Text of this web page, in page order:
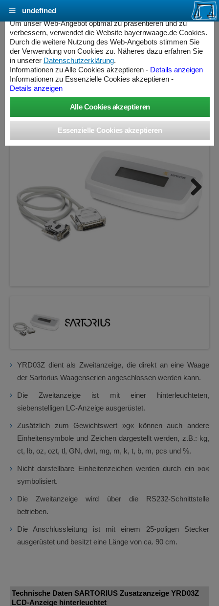
SARTORIUS Zusatzanzeige YRD03Z LCD-
Anzeige hinterleuchtet
YRD03Z dient als Zweitanzeige, die direkt an eine Waage
der Sartorius Waagenserien angeschlossen werden kann.
Die Zweitanzeige ist mit einer hinterleuchteten,
siebenstelligen LC-Anzeige ausgerüstet.
Zusätzlich zum Gewichtswert »g« können auch andere
Einheitensymbole und Zeichen dargestellt werden, z.B.: kg,
ct, lb, oz, ozt, tl, GN, dwt, mg, m, k, t, b, m, pcs und %.
Nicht darstellbare Einheitenzeichen werden durch ein »o«
symbolisiert.
Die Zweitanzeige wird über die RS232-Schnittstelle
betrieben.
Die Anschlussleitung ist mit einem 25-poligen Stecker
ausgerüstet und besitzt eine Länge von ca. 90 cm.
Technische Daten SARTORIUS Zusatzanzeige YRD03Z
LCD-Anzeige hinterleuchtet
Cookie Einstellungen - bayernwaage.de
Um unser Web-Angebot optimal zu präsentieren und zu
verbessern, verwendet die Website bayernwaage.de Cookies.
Durch die weitere Nutzung des Web-Angebots stimmen Sie
der Verwendung von Cookies zu. Näheres dazu erfahren Sie
in unserer Datenschutzerklärung.
Informationen zu Alle Cookies akzeptieren - Details anzeigen
Informationen zu Essenzielle Cookies akzeptieren -
Details anzeigen
undefined
Controller